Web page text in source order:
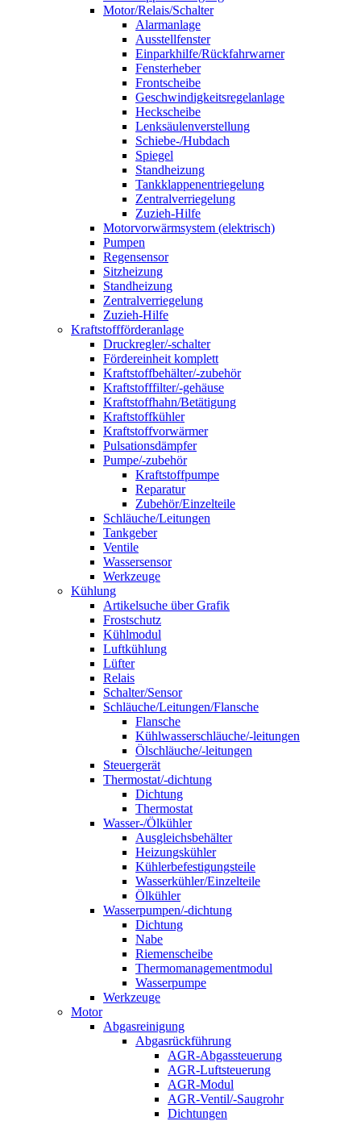
Motor/Relais/Schalter
Alarmanlage
Ausstellfenster
Einparkhilfe/Rückfahrwarner
Fensterheber
Frontscheibe
Geschwindigkeitsregelanlage
Heckscheibe
Lenksäulenverstellung
Schiebe-/Hubdach
Spiegel
Standheizung
Tankklappenentriegelung
Zentralverriegelung
Zuzieh-Hilfe
Motorvorwärmsystem (elektrisch)
Pumpen
Regensensor
Sitzheizung
Standheizung
Zentralverriegelung
Zuzieh-Hilfe
Kraftstoffförderanlage
Druckregler/-schalter
Fördereinheit komplett
Kraftstoffbehälter/-zubehör
Kraftstofffilter/-gehäuse
Kraftstoffhahn/Betätigung
Kraftstoffkühler
Kraftstoffvorwärmer
Pulsationsdämpfer
Pumpe/-zubehör
Kraftstoffpumpe
Reparatur
Zubehör/Einzelteile
Schläuche/Leitungen
Tankgeber
Ventile
Wassersensor
Werkzeuge
Kühlung
Artikelsuche über Grafik
Frostschutz
Kühlmodul
Luftkühlung
Lüfter
Relais
Schalter/Sensor
Schläuche/Leitungen/Flansche
Flansche
Kühlwasserschläuche/-leitungen
Ölschläuche/-leitungen
Steuergerät
Thermostat/-dichtung
Dichtung
Thermostat
Wasser-/Ölkühler
Ausgleichsbehälter
Heizungskühler
Kühlerbefestigungsteile
Wasserkühler/Einzelteile
Ölkühler
Wasserpumpen/-dichtung
Dichtung
Nabe
Riemenscheibe
Thermomanagementmodul
Wasserpumpe
Werkzeuge
Motor
Abgasreinigung
Abgasrückführung
AGR-Abgassteuerung
AGR-Luftsteuerung
AGR-Modul
AGR-Ventil/-Saugrohr
Dichtungen